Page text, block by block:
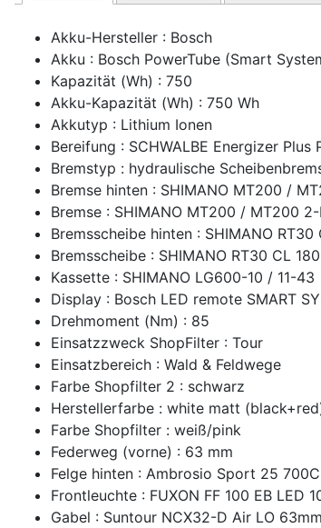
Akku-Hersteller : Bosch
Akku : Bosch PowerTube (Smart
Kapazität (Wh) : 750
Akku-Kapazität (Wh) : 750 Wh
Akkutyp : Lithium Ionen
Bereifung : SCHWALBE Energizer
Bremstyp : hydraulische
Bremse hinten : SHIMANO MT200 /
Bremse : SHIMANO MT200 / MT200
Bremsscheibe hinten : SHIMANO RT30
Bremsscheibe : SHIMANO RT30 CL
Kassette : SHIMANO LG600-10 / 11-43
Display : Bosch LED remote SMART
Drehmoment (Nm) : 85
Einsatzzweck ShopFilter : Tour
Einsatzbereich : Wald & Feldwege
Farbe Shopfilter 2 : schwarz
Herstellerfarbe : white matt
Farbe Shopfilter : weiß/pink
Federweg (vorne) : 63 mm
Felge hinten : Ambrosio Sport 25
Frontleuchte : FUXON FF 100 EB LED
Gabel : Suntour NCX32-D Air LO 63mm